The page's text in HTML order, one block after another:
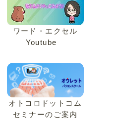
ワード・エクセル
Youtube
オトコロドットコム
セミナーのご案内